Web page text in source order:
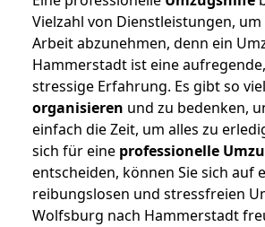
Vielzahl von Dienstleistungen,
Arbeit abzunehmen, denn ein
Hammerstadt ist eine
stressige Erfahrung. Es gibt so
organisieren und zu bedenken,
einfach die Zeit, um alles zu
sich für eine professionelle
entscheiden, können Sie sich auf
reibungslosen und stressfreien
Wolfsburg nach Hammerstadt